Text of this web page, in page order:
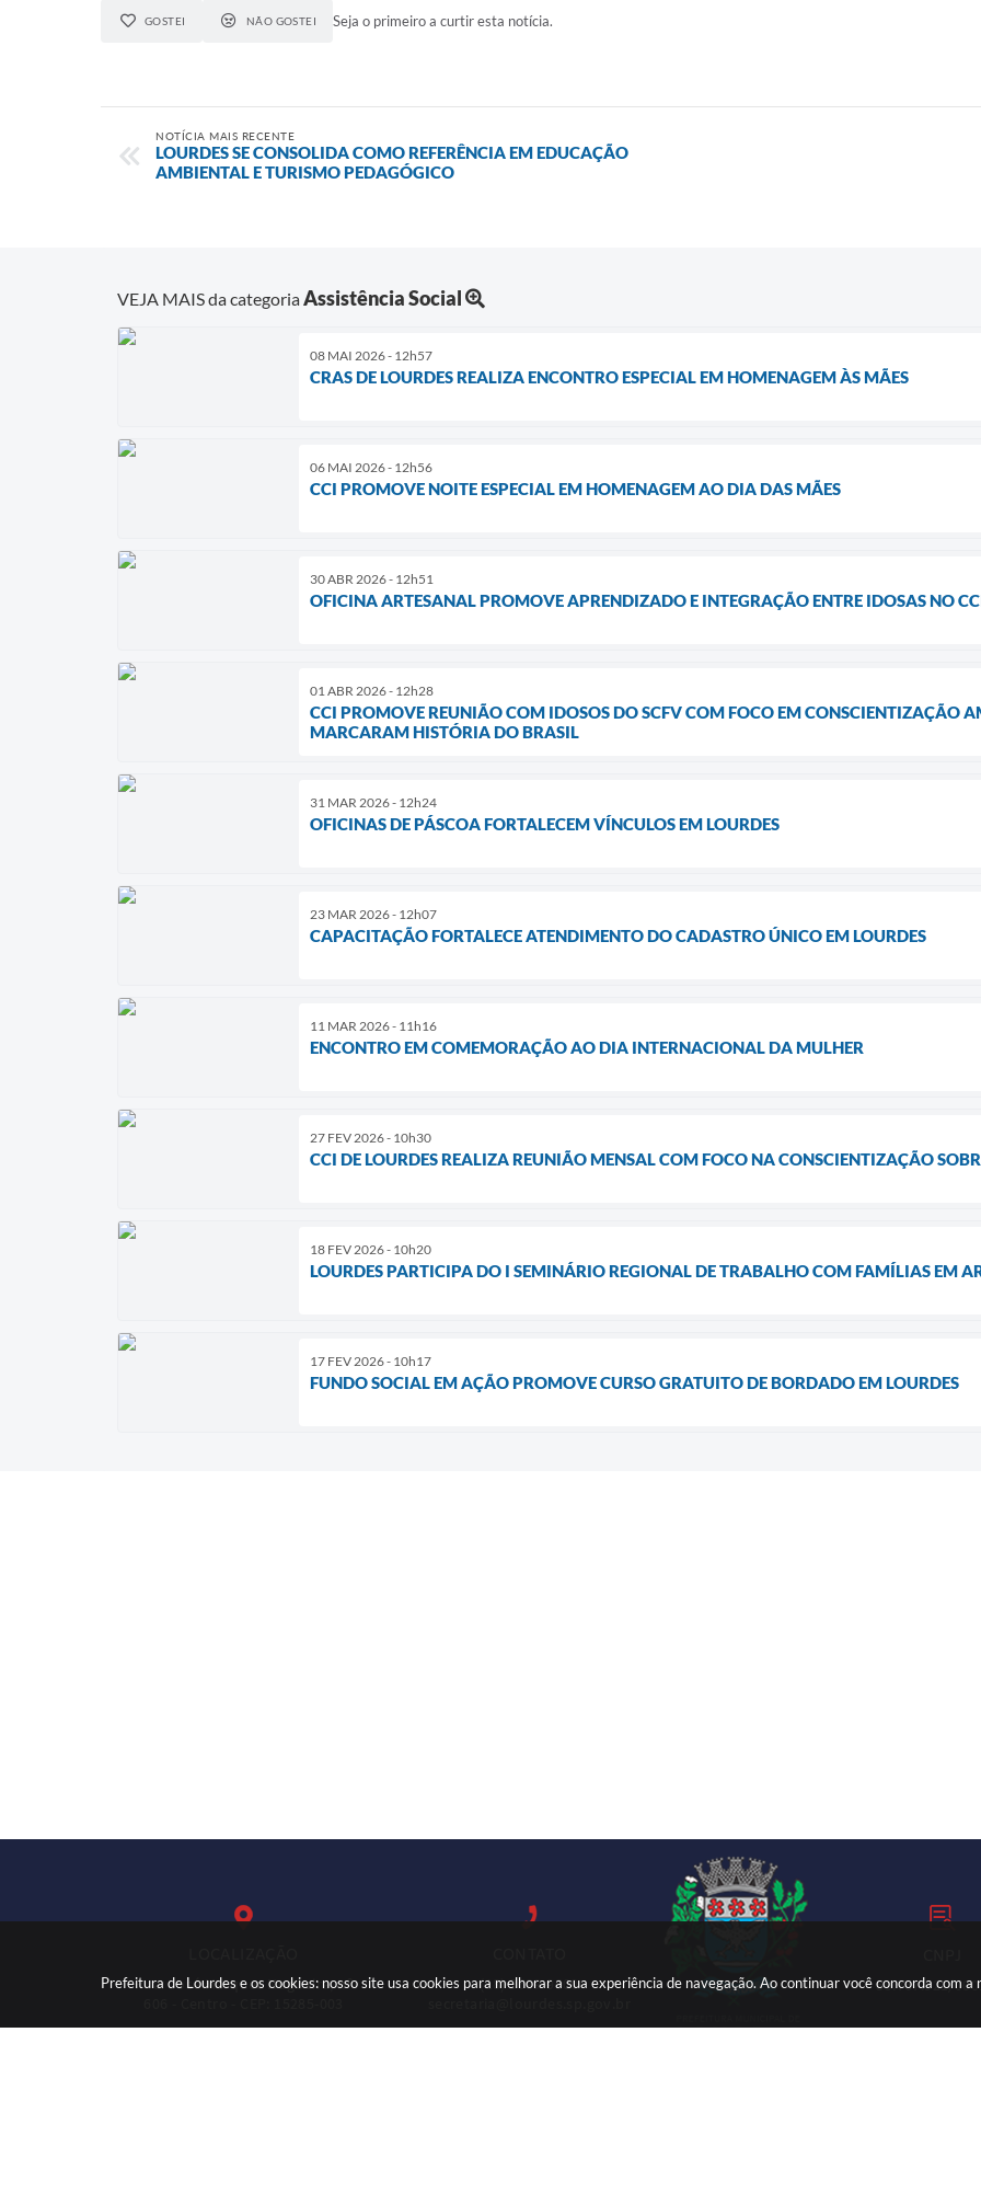
Prefeitura de Lourdes e os cookies: nosso site usa cookies para melhorar a sua experiência de navegação. Ao continuar você concorda com a
GOSTEI NÃO GOSTEI Seja o primeiro a curtir esta notícia.
NOTÍCIA MAIS RECENTE
LOURDES SE CONSOLIDA COMO REFERÊNCIA EM EDUCAÇÃO
AMBIENTAL E TURISMO PEDAGÓGICO
VEJA MAIS da categoriaAssistência Social
08 MAI 2026 - 12h57
CRAS DE LOURDES REALIZA ENCONTRO ESPECIAL EM HOMENAGEM ÀS MÃES
06 MAI 2026 - 12h56
CCI PROMOVE NOITE ESPECIAL EM HOMENAGEM AO DIA DAS MÃES
30 ABR 2026 - 12h51
OFICINA ARTESANAL PROMOVE APRENDIZADO E INTEGRAÇÃO ENTRE IDOSAS NO
01 ABR 2026 - 12h28
CCI PROMOVE REUNIÃO COM IDOSOS DO SCFV COM FOCO EM CONSCIENTIZAÇÃO
MARCARAM HISTÓRIA DO BRASIL
31 MAR 2026 - 12h24
OFICINAS DE PÁSCOA FORTALECEM VÍNCULOS EM LOURDES
23 MAR 2026 - 12h07
CAPACITAÇÃO FORTALECE ATENDIMENTO DO CADASTRO ÚNICO EM LOURDES
11 MAR 2026 - 11h16
ENCONTRO EM COMEMORAÇÃO AO DIA INTERNACIONAL DA MULHER
27 FEV 2026 - 10h30
CCI DE LOURDES REALIZA REUNIÃO MENSAL COM FOCO NA CONSCIENTIZAÇÃO
18 FEV 2026 - 10h20
LOURDES PARTICIPA DO I SEMINÁRIO REGIONAL DE TRABALHO COM FAMÍLIAS EM
17 FEV 2026 - 10h17
FUNDO SOCIAL EM AÇÃO PROMOVE CURSO GRATUITO DE BORDADO EM LOURDES
Rua: José Marques Nogueira, nº
(18) 3699-9000
59.767.921/